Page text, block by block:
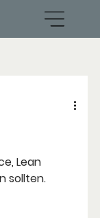
Lean
sollten.